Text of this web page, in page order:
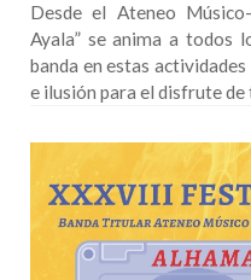
Desde el Ateneo
Ayala” se anima a todos
banda en estas
e ilusión para el disfrute de